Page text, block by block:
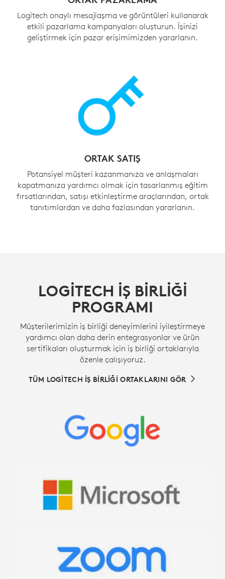
Logitech onaylı mesajlaşma ve görüntüleri kullanarak
etkili pazarlama kampanyaları oluşturun. İşinizi
geliştirmek için pazar erişimimizden yararlanın.
ORTAK SATIŞ
Potansiyel müşteri kazanmanıza ve anlaşmaları
kapatmanıza yardımcı olmak için tasarlanmış eğitim
fırsatlarından, satışı etkinleştirme araçlarından, ortak
tanıtımlardan ve daha fazlasından yararlanın.
LOGITECH İŞ BIRLIĞI
PROGRAMI
Müşterilerimizin iş birliği deneyimlerini iyileştirmeye
yardımcı olan daha derin entegrasyonlar ve ürün
sertifikaları oluşturmak için iş birliği ortaklarıyla
özenle çalışıyoruz.
TÜM LOGITECH IŞ BIRLIĞI ORTAKLARINI GÖR